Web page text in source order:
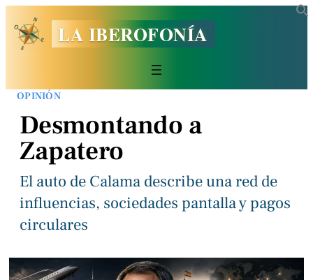
LA IBEROFONÍA
OPINIÓN
Desmontando a
Zapatero
El auto de Calama describe una red de
influencias, sociedades pantalla y pagos
circulares